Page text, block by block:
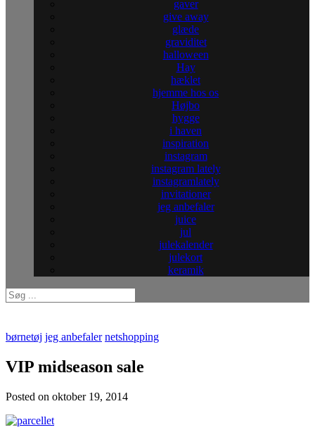
gaver
give away
glæde
graviditet
halloween
Hay
hæklet
hjemme hos os
Højbo
hygge
i haven
inspiration
instagram
instagram lately
instagramlately
invitationer
jeg anbefaler
juice
jul
julekalender
julekort
keramik
børnetøj jeg anbefaler netshopping
VIP midseason sale
Posted on oktober 19, 2014